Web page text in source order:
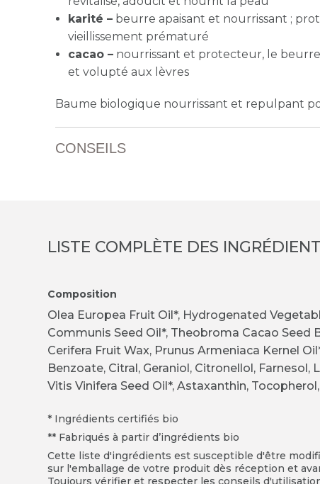
karité –beurre apaisant et nourrissant ;
vieillissement prématuré
cacao –nourrissant et protecteur, le
et volupté aux lèvres
Baume biologique nourrissant et repulpant
CONSEILS
LISTE COMPLÈTE DES
Composition
Olea Europea Fruit Oil*, Hydrogenated
Communis Seed Oil*, Theobroma Cacao Seed
Cerifera Fruit Wax, Prunus Armeniaca Kernel
Benzoate, Citral, Geraniol, Citronellol, Farnesol,
Vitis Vinifera Seed Oil*, Astaxanthin,
* Ingrédients certifiés bio
** Fabriqués à partir d’ingrédients bio
Cette liste d'ingrédients est susceptible d'être
sur l'emballage de votre produit dès réception et
Toujours vérifier et respecter les conseils